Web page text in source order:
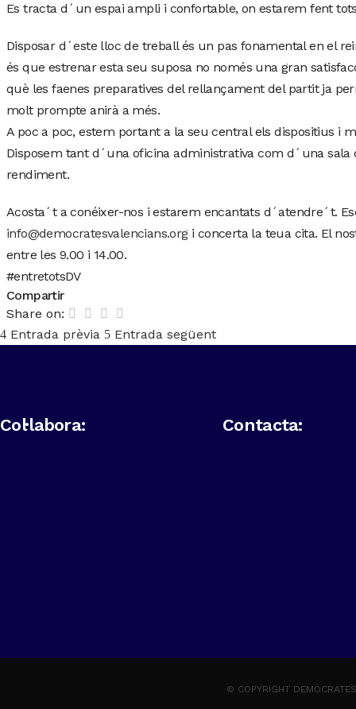
Es tracta d´un espai ampli i confortable, on estarem fent
Disposar d´este lloc de treball és un pas fonamental en el
és que estrenar esta seu suposa no només una gran
què les faenes preparatives del rellançament del partit ja
molt prompte anirà a més.
A poc a poc, estem portant a la seu central els dispositius i
Disposem tant d´una oficina administrativa com d´una sala
rendiment.
Acosta´t a conéixer-nos i estarem encantats d´atendre´t.
info@democratesvalencians.orgi concerta la teua cita. El
entre les 9.00 i 14.00.
#entretotsDV
Compartir
Share on:
Entrada prèvia
Entrada següent
Col·labora: Contacta:
© COPYRIGHT